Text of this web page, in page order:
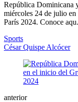
República Dominicana
miércoles 24 de julio
París 2024. Conoce
Sports
César Quispe Alcócer
anterior